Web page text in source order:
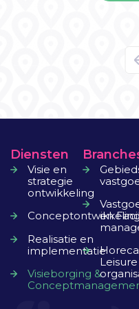
Diensten
Visie en
strategie
ontwikkeling
Conceptontwikkeling
Realisatie en
implementatie
Visieborging &
en
Leisure